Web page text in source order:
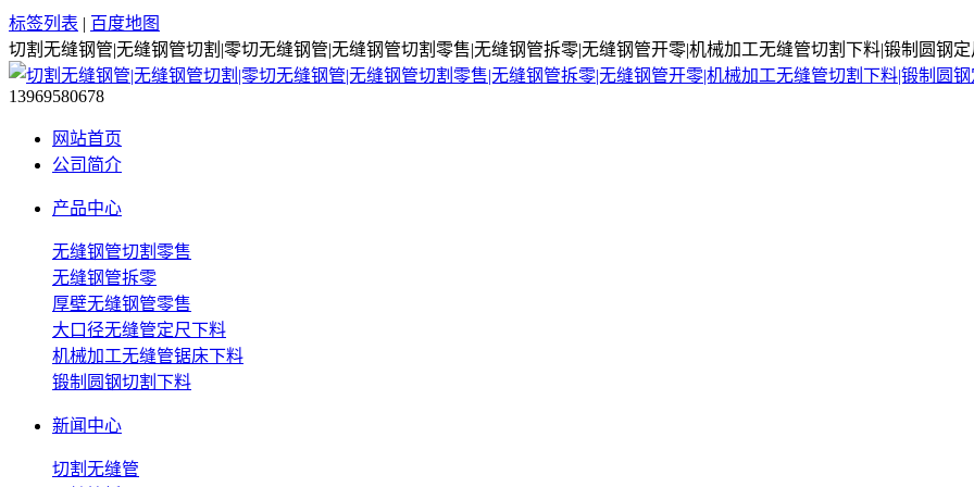
标签列表 | 百度地图
切割无缝钢管|无缝钢管切割|零切无缝钢管|无缝钢管切割零售|无缝钢管拆零|无缝钢管开零|机械加工无缝管切割下料|锻制圆钢
13969580678
网站首页
公司简介
产品中心
无缝钢管切割零售
无缝钢管拆零
厚壁无缝钢管零售
大口径无缝管定尺下料
机械加工无缝管锯床下料
锻制圆钢切割下料
新闻中心
切割无缝管